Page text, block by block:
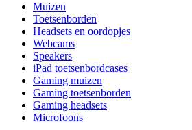
Muizen
Toetsenborden
Headsets en oordopjes
Webcams
Speakers
iPad toetsenbordcases
Gaming muizen
Gaming toetsenborden
Gaming headsets
Microfoons